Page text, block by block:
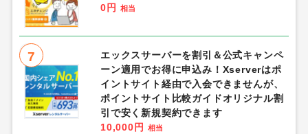
0円
相当
7
エックスサーバーを割引＆公式キャンペ
ーン適用でお得に申込み！Xserverはポ
イントサイト経由で入会できませんが、
ポイントサイト比較ガイドオリジナル割
引で安く新規契約できます
10,000円
相当